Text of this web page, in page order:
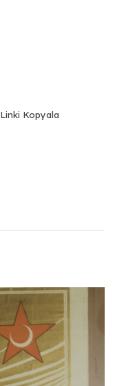
Linki Kopyala